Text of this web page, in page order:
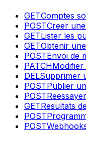
GETComptes
POSTCreer
GETLister les
GETObtenir
POSTEnvoi de
PATCH
DELSupprimer
POSTPublier
POST
GETResultats
POST
POST